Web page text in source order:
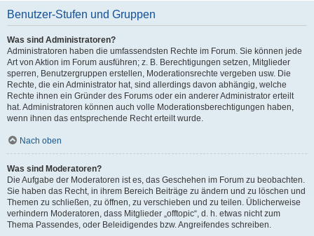
Benutzer-Stufen und Gruppen
Was sind Administratoren?
Administratoren haben die umfassendsten Rechte im Forum. Sie können jede
Art von Aktion im Forum ausführen; z. B. Berechtigungen setzen, Mitglieder
sperren, Benutzergruppen erstellen, Moderationsrechte vergeben usw. Die
Rechte, die ein Administrator hat, sind allerdings davon abhängig, welche
Rechte ihnen ein Gründer des Forums oder ein anderer Administrator erteilt
hat. Administratoren können auch volle Moderationsberechtigungen haben,
wenn ihnen das entsprechende Recht erteilt wurde.
Nach oben
Was sind Moderatoren?
Die Aufgabe der Moderatoren ist es, das Geschehen im Forum zu beobachten.
Sie haben das Recht, in ihrem Bereich Beiträge zu ändern und zu löschen und
Themen zu schließen, zu öffnen, zu verschieben und zu teilen. Üblicherweise
verhindern Moderatoren, dass Mitglieder „offtopic“, d. h. etwas nicht zum
Thema Passendes, oder Beleidigendes bzw. Angreifendes schreiben.